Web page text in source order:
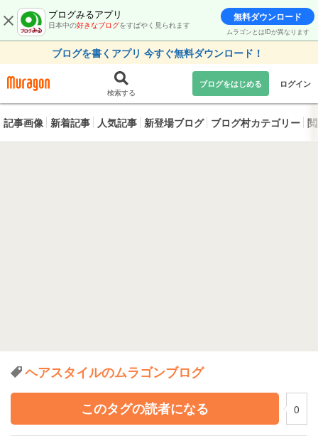
ブログみるアプリ
日本中の好きなブログをすばやく見られます
無料ダウンロード
ムラゴンとはIDが異なります
ブログを書くアプリ 今すぐ無料ダウンロード！
検索する
ブログをはじめる ログイン
記事画像 新着記事 人気記事 新登場ブログ ブログ村カテゴリー
ヘアスタイルのムラゴンブログ
このタグの読者になる
0